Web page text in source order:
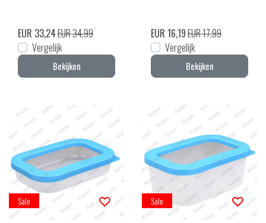
EUR 33,24EUR 34,99
Vergelijk
Bekijken
EUR 16,19EUR 17,99
Vergelijk
Bekijken
Sale Sale